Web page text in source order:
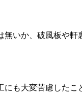
いか、破風板や
も大変苦慮した